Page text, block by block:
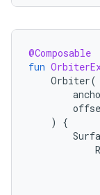
@Composable
fun
Orbiter(
)
{